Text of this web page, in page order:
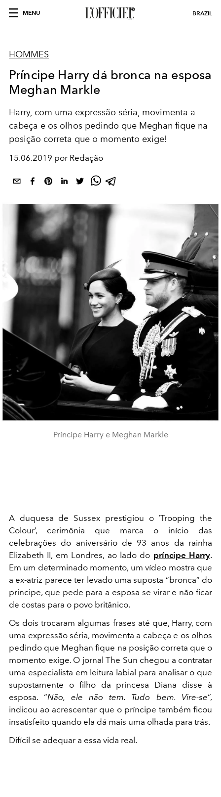
MENU BRAZIL
HOMMES
Príncipe Harry dá bronca na esposa
Meghan Markle
Harry, com uma expressão séria, movimenta a
cabeça e os olhos pedindo que Meghan fique na
posição correta que o momento exige!
15.06.2019 por Redação
Príncipe Harry e Meghan Markle
A duquesa de Sussex prestigiou o ‘Trooping the
Colour’, cerimônia que marca o início das
celebrações do aniversário de 93 anos da rainha
Elizabeth II, em Londres, ao lado do príncipe Harry.
Em um determinado momento, um vídeo mostra que
a ex-atriz parece ter levado uma suposta “bronca” do
principe, que pede para a esposa se virar e não ficar
de costas para o povo britânico.
Os dois trocaram algumas frases até que, Harry, com
uma expressão séria, movimenta a cabeça e os olhos
pedindo que Meghan fique na posição correta que o
momento exige. O jornal The Sun chegou a contratar
uma especialista em leitura labial para analisar o que
supostamente o filho da princesa Diana disse à
esposa. “Não, ele não tem. Tudo bem. Vire-se“,
indicou ao acrescentar que o príncipe também ficou
insatisfeito quando ela dá mais uma olhada para trás.
Difícil se adequar a essa vida real.